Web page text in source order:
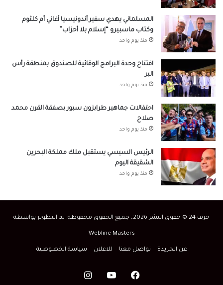
المسلماني يهدي سفير أندونيسيا أغاني أم كلثوم
وكتاب ماسبيرو “إسلام بلا أحزاب”
منذ يوم واحد
افتتاح وحدة البرامج الوقائية للصندوق بمنطقة رأس
البر
منذ يوم واحد
احتفالات جماهير طرابزون سبور بصفقة القرن محمد
صلاح
منذ يوم واحد
الرئيس السيسي يستقبل ملك مملكة البحرين
الشقيقة اليوم
منذ يوم واحد
حرف 24 © حقوق النشر 2026، جميع الحقوق محفوظة. تم التطوير بواسطة
Webline Masters
عن الجريدة تواصل معنا للاعلان سياسة الخصوصية
فيسبوك‫YouTubeانستقرام